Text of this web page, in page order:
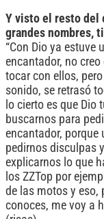
Y visto el resto del
grandes nombres,
“Con Dio ya estuve
encantador, no
tocar con ellos,
sonido, se retrasó
lo cierto es que Dio
buscarnos para
encantador, porque
pedirnos disculpas
explicarnos lo que
los ZZTop por
de las motos y eso,
conoces, me voy a